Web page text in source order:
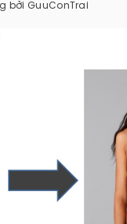
bởi GuuConTrai